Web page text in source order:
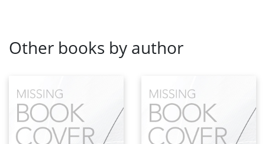
Other books by author